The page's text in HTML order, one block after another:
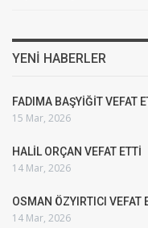
YENI HABERLER
FADIMA BAŞYİĞİT VEFAT
15 Mar, 2026
HALİL ORÇAN VEFAT ETTİ
14 Mar, 2026
OSMAN ÖZYIRTICI VEFAT
14 Mar, 2026